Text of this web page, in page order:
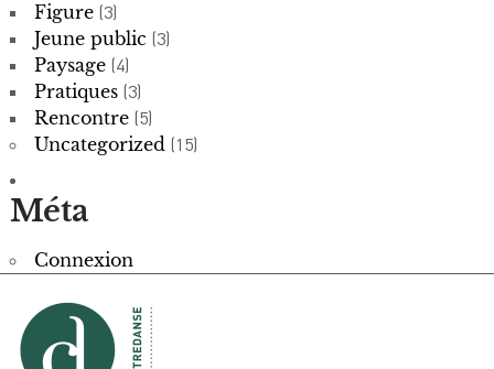
Figure (3)
Jeune public (3)
Paysage (4)
Pratiques (3)
Rencontre (5)
Uncategorized (15)
Méta
Connexion